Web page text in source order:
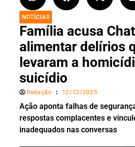
NOTÍCIAS
Família acusa
alimentar delírios
levaram a
suicídio
Redação 12/12/2025
Ação aponta falhas de
respostas complacentes e
inadequados nas conversas